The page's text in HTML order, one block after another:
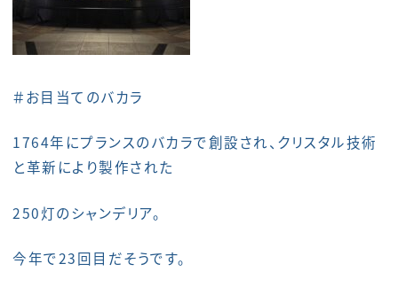
＃お目当てのバカラ
1764年にプランスのバカラで創設され、クリスタル技術
と革新により製作された
250灯のシャンデリア。
今年で23回目だそうです。